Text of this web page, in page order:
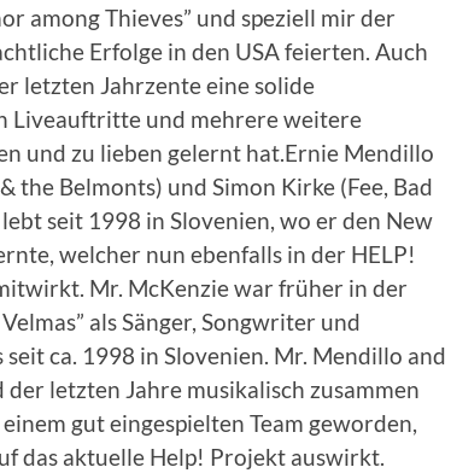
among Thieves” und speziell mir der
Erfolge in den USA feierten. Auch
letzten Jahrzente eine solide
Liveauftritte und mehrere weitere
und zu lieben gelernt hat.Ernie Mendillo
Belmonts) und Simon Kirke (Fee, Bad
seit 1998 in Slovenien, wo er den New
welcher nun ebenfalls in der HELP!
Mr. McKenzie war früher in der
als Sänger, Songwriter und
ca. 1998 in Slovenien. Mr. Mendillo and
letzten Jahre musikalisch zusammen
gut eingespielten Team geworden,
das aktuelle Help! Projekt auswirkt.